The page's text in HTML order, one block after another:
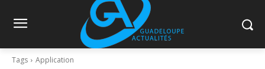
Tags Application